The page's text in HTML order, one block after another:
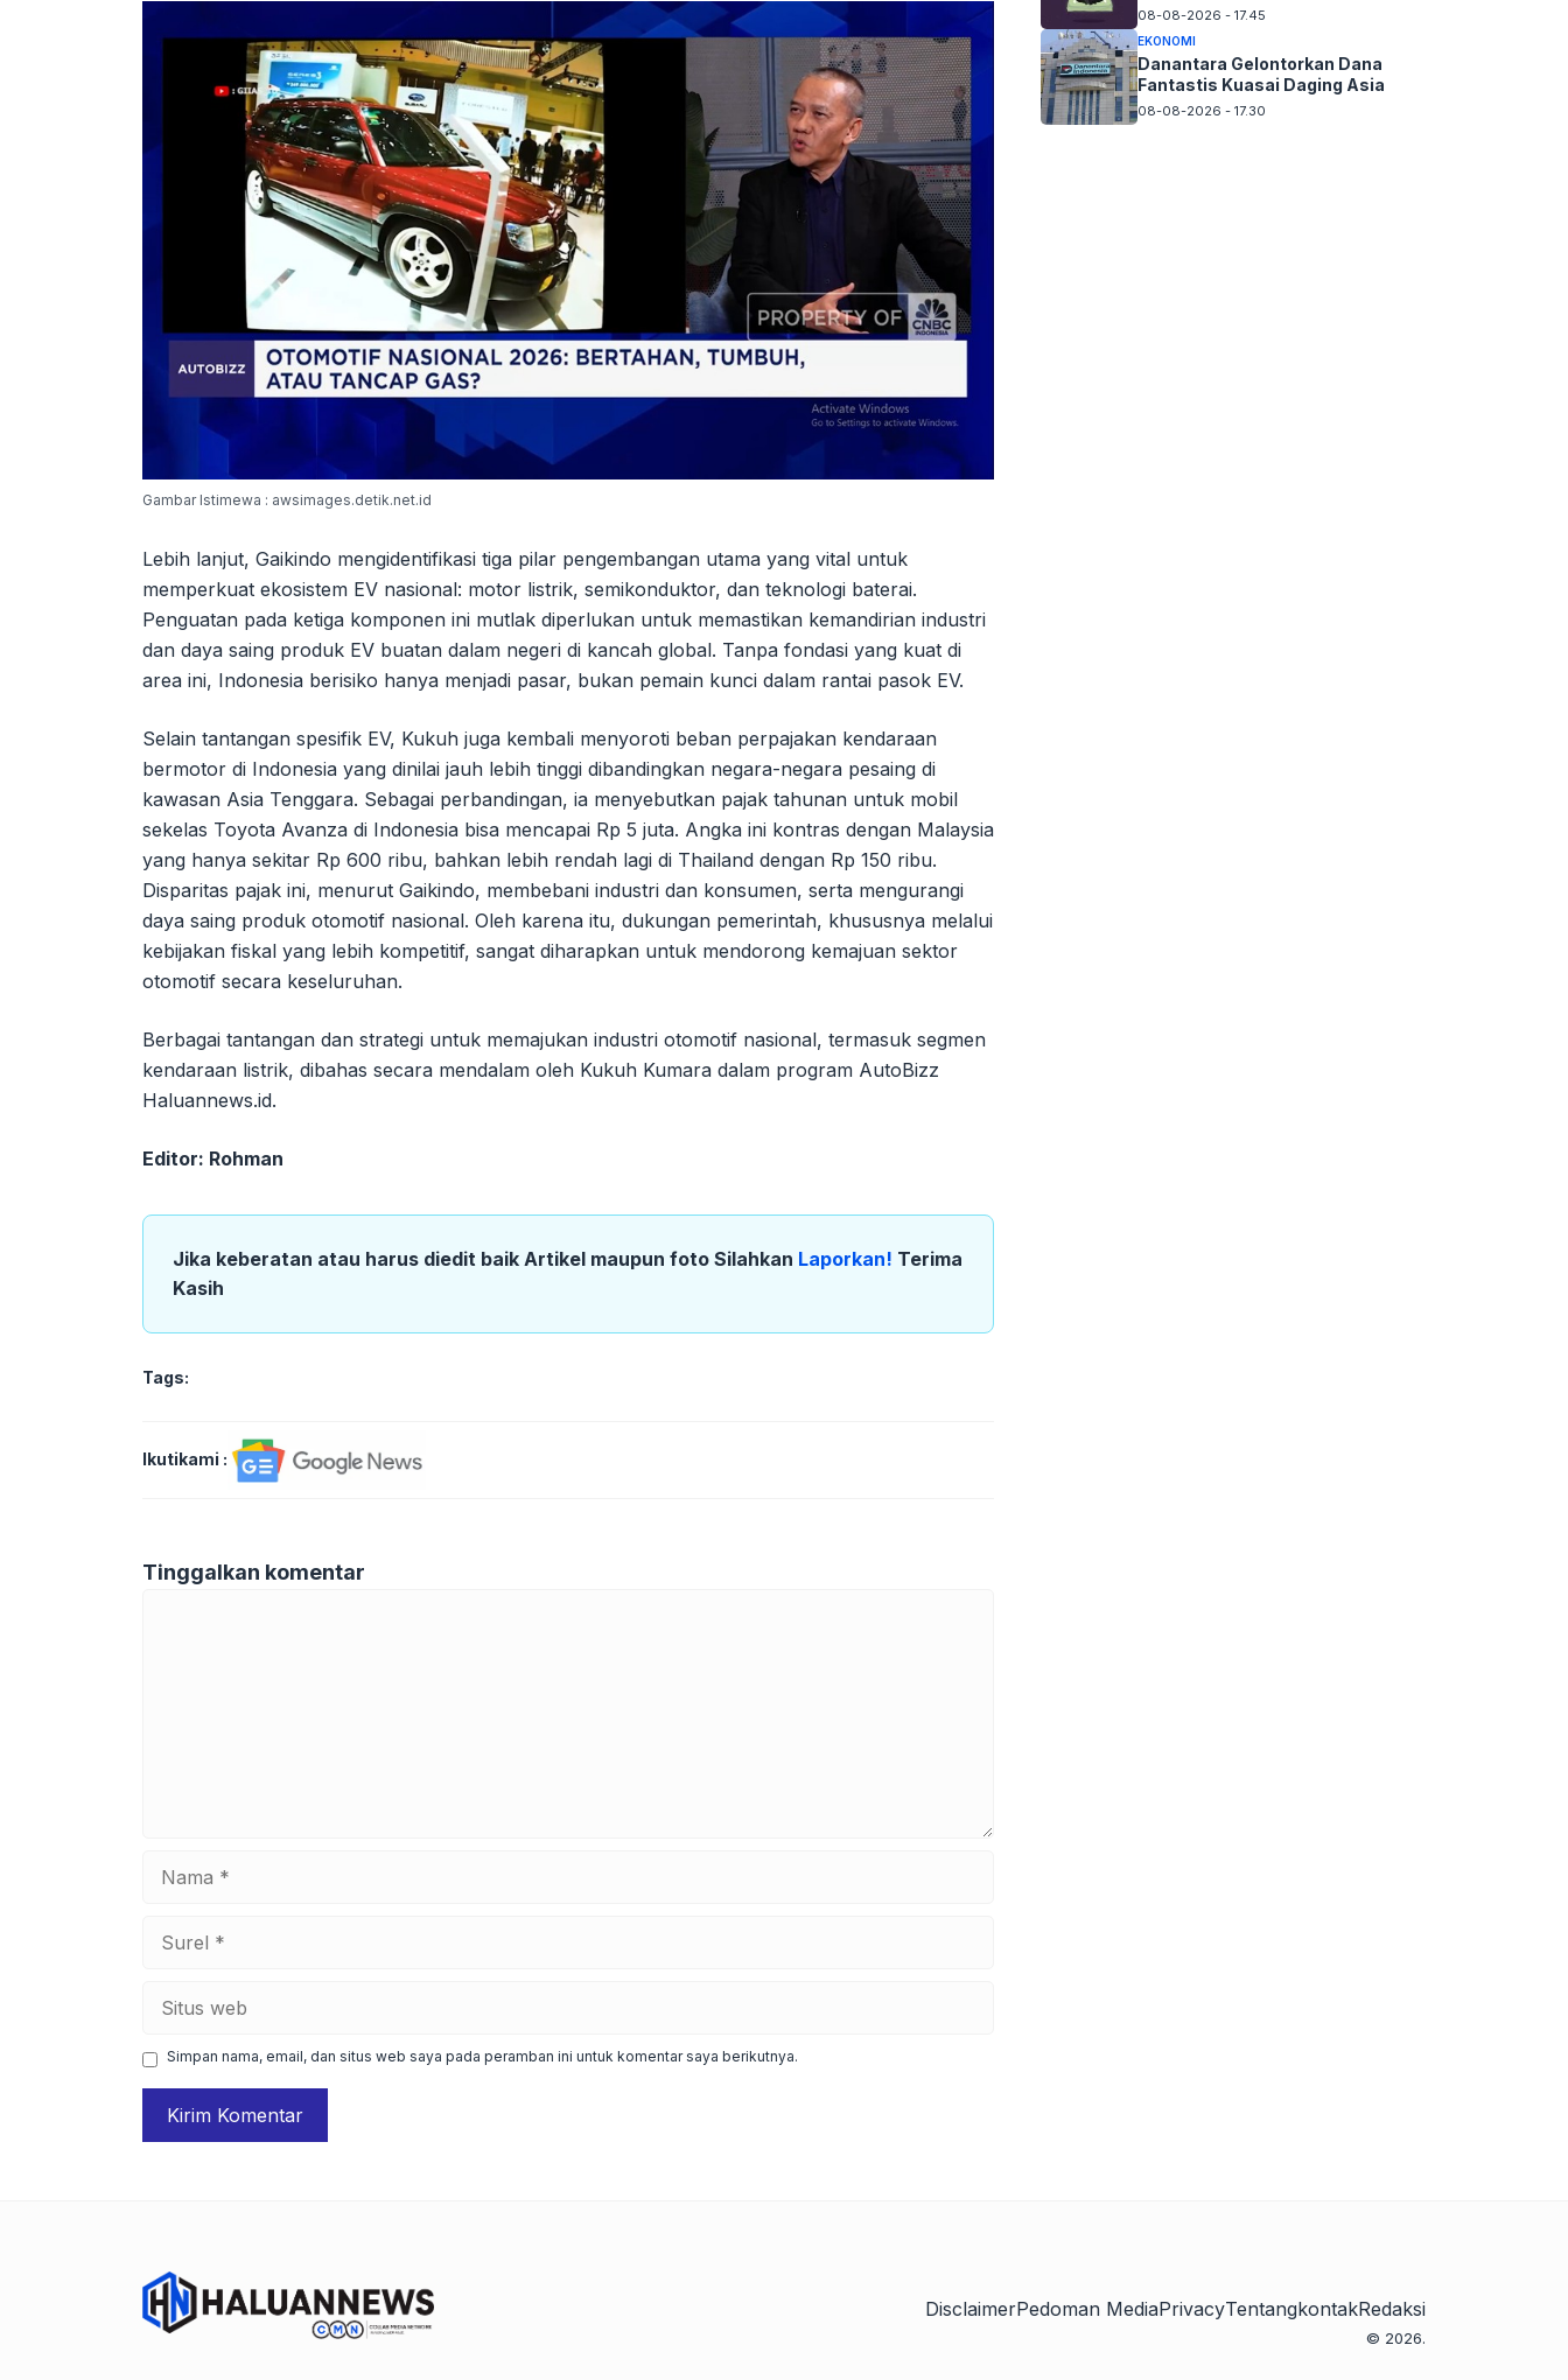
Gambar Istimewa : awsimages.detik.net.id
Lebih lanjut, Gaikindo mengidentifikasi tiga pilar pengembangan utama yang vital untuk
memperkuat ekosistem EV nasional: motor listrik, semikonduktor, dan teknologi baterai.
Penguatan pada ketiga komponen ini mutlak diperlukan untuk memastikan kemandirian industri
dan daya saing produk EV buatan dalam negeri di kancah global. Tanpa fondasi yang kuat di
area ini, Indonesia berisiko hanya menjadi pasar, bukan pemain kunci dalam rantai pasok EV.
Selain tantangan spesifik EV, Kukuh juga kembali menyoroti beban perpajakan kendaraan
bermotor di Indonesia yang dinilai jauh lebih tinggi dibandingkan negara-negara pesaing di
kawasan Asia Tenggara. Sebagai perbandingan, ia menyebutkan pajak tahunan untuk mobil
sekelas Toyota Avanza di Indonesia bisa mencapai Rp 5 juta. Angka ini kontras dengan Malaysia
yang hanya sekitar Rp 600 ribu, bahkan lebih rendah lagi di Thailand dengan Rp 150 ribu.
Disparitas pajak ini, menurut Gaikindo, membebani industri dan konsumen, serta mengurangi
daya saing produk otomotif nasional. Oleh karena itu, dukungan pemerintah, khususnya melalui
kebijakan fiskal yang lebih kompetitif, sangat diharapkan untuk mendorong kemajuan sektor
otomotif secara keseluruhan.
Berbagai tantangan dan strategi untuk memajukan industri otomotif nasional, termasuk segmen
kendaraan listrik, dibahas secara mendalam oleh Kukuh Kumara dalam program AutoBizz
Haluannews.id.
Editor: Rohman
Jika keberatan atau harus diedit baik Artikel maupun foto Silahkan Laporkan! Terima
Kasih
Tags:
Ikutikami :
Tinggalkan komentar
web
Simpan nama, email, dan situs web saya pada peramban ini untuk komentar saya berikutnya.
08-08-2026 - 17.45
EKONOMI
Danantara Gelontorkan Dana
Fantastis Kuasai Daging Asia
08-08-2026 - 17.30
DisclaimerPedoman MediaPrivacyTentangkontakRedaksi
© 2026.